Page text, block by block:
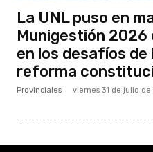
La UNL puso en
Munigestión
en los desafíos de
reforma
Provinciales viernes 31 de julio